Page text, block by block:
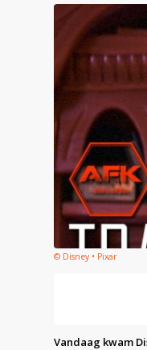
© Disney • Pixar
Vandaag kwam